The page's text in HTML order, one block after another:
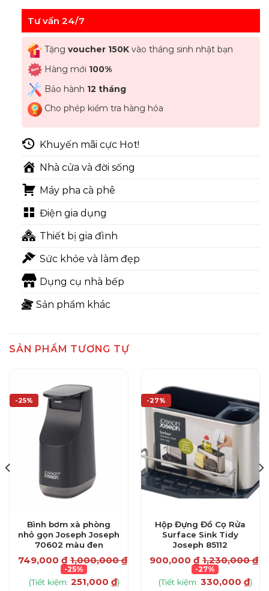
Tư vấn 24/7
Tặng voucher 150Kvào tháng sinh nhật bạn
Hàng mới 100%
Bảo hành 12 tháng
Cho phép kiểm tra hàng hóa
Khuyến mãi cực Hot!
Nhà cửa và đời sống
Máy pha cà phê
Điện gia dụng
Thiết bị gia đình
Sức khỏe và làm đẹp
Dụng cụ nhà bếp
Sản phẩm khác
SẢN PHẨM TƯƠNG TỰ
-25%
Bình bơm xà phòng
nhỏ gọn Joseph Joseph
70602 màu đen
749,000 ₫ 1,000,000₫
-25%
(Tiết kiệm: 251,000 ₫)
-27%
Hộp Đựng Đồ Cọ Rửa
Surface Sink Tidy
Joseph 85112
900,000 ₫ 1,230,000₫
-27%
(Tiết kiệm: 330,000 ₫)